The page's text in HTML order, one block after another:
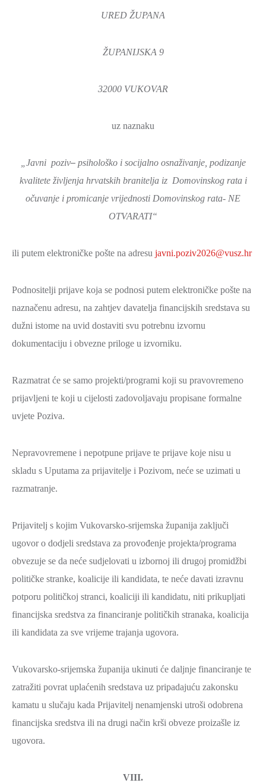
URED ŽUPANA
ŽUPANIJSKA 9
32000 VUKOVAR
uz naznaku
„Javni poziv–psihološko i socijalno osnaživanje, podizanje
kvalitete življenja hrvatskih branitelja iz Domovinskog rata i
očuvanje i promicanje vrijednosti Domovinskog rata- NE
OTVARATI“
ili putem elektroničke pošte na adresu javni.poziv2026@vusz.hr
Podnositelji prijave koja se podnosi putem elektroničke pošte na
naznačenu adresu, na zahtjev davatelja financijskih sredstava su
dužni istome na uvid dostaviti svu potrebnu izvornu
dokumentaciju i obvezne priloge u izvorniku.
Razmatrat će se samo projekti/programi koji su pravovremeno
prijavljeni te koji u cijelosti zadovoljavaju propisane formalne
uvjete Poziva.
Nepravovremene i nepotpune prijave te prijave koje nisu u
skladu s Uputama za prijavitelje i Pozivom, neće se uzimati u
razmatranje.
Prijavitelj s kojim Vukovarsko-srijemska županija zaključi
ugovor o dodjeli sredstava za provođenje projekta/programa
obvezuje se da neće sudjelovati u izbornoj ili drugoj promidžbi
političke stranke, koalicije ili kandidata, te neće davati izravnu
potporu političkoj stranci, koaliciji ili kandidatu, niti prikupljati
financijska sredstva za financiranje političkih stranaka, koalicija
ili kandidata za sve vrijeme trajanja ugovora.
Vukovarsko-srijemska županija ukinuti će daljnje financiranje te
zatražiti povrat uplaćenih sredstava uz pripadajuću zakonsku
kamatu u slučaju kada Prijavitelj nenamjenski utroši odobrena
financijska sredstva ili na drugi način krši obveze proizašle iz
ugovora.
VIII.